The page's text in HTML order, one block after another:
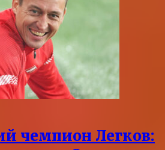
чемпион Легков: